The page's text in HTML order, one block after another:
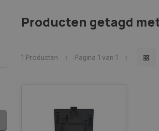
Producten getagd
1 Producten Pagina 1 van 1